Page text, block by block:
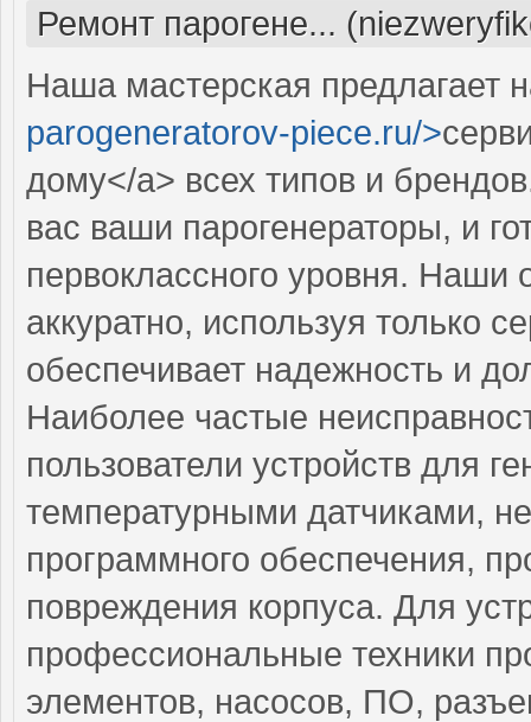
Ремонт парогене...
Наша мастерская предлагает
parogeneratorov-piece.ru/>
дому</a> всех типов и
вас ваши парогенераторы, и
первоклассного уровня.
аккуратно, используя только
обеспечивает надежность и
Наиболее частые
пользователи устройств для
температурными датчиками,
программного обеспечения,
повреждения корпуса. Для
профессиональные техники
элементов, насосов, ПО,